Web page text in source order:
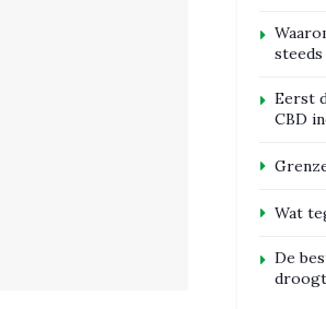
Eerst
CBD
Wat
De